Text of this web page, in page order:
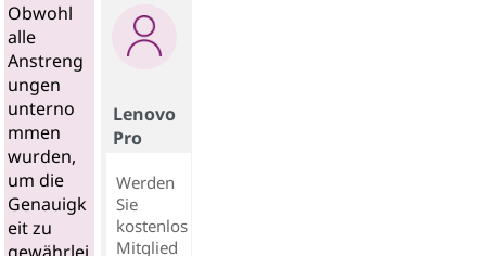
Obwohl
alle
Anstreng
ungen
unterno
mmen
wurden,
um die
Genauigk
eit zu
Lenovo
Pro
Werden
Sie
kostenlos
Mitglied